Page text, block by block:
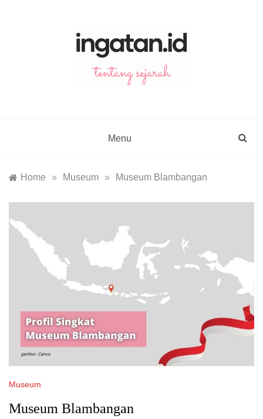
Menu
Home » Museum » Museum Blambangan
Museum
Museum Blambangan